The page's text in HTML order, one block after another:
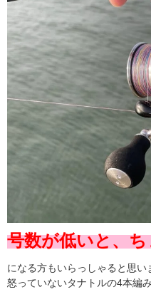
号数が低いと、
になる方もいらっしゃると思
怒っていないタナトルの4本編み